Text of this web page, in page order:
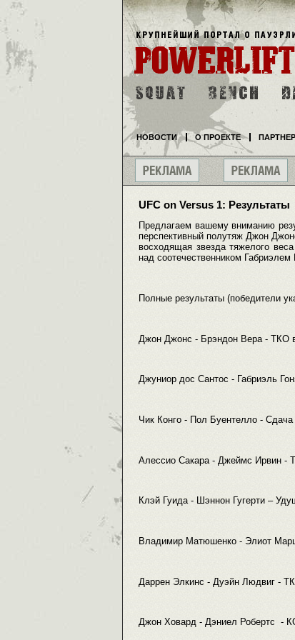
UFC on Versus 1: Результаты
Предлагаем вашему вниманию
перспективный полутяж Джон
восходящая звезда тяжелого
над соотечественником Габриэлем
Полные результаты (победители
Джон Джонс - Брэндон Вера - ТКО
Джуниор дос Сантос - Габриэль
Чик Конго - Пол Буентелло - Сдача
Алессио Сакара - Джеймс Ирвин -
Клэй Гуида - Шэннон Гугерти –
Владимир Матюшенко - Элиот
Даррен Элкинс - Дуэйн Людвиг -
Джон Ховард - Дэниел Робертс -
НОВОСТИ О ПРОЕКТЕ